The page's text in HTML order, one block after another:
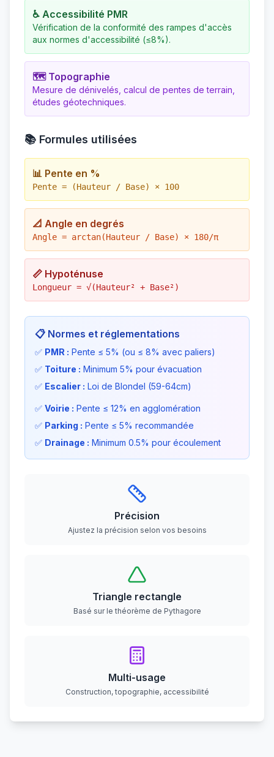
♿ Accessibilité PMR
Vérification de la conformité des rampes d'accès
aux normes d'accessibilité (≤8%).
🗺️ Topographie
Mesure de dénivelés, calcul de pentes de terrain,
études géotechniques.
📚 Formules utilisées
📊 Pente en %
Pente = (Hauteur / Base) × 100
📐 Angle en degrés
Angle = arctan(Hauteur / Base) × 180/π
📏 Hypoténuse
Longueur = √(Hauteur² + Base²)
📋 Normes et réglementations
✅ PMR : Pente ≤ 5% (ou ≤ 8% avec paliers)
✅ Toiture : Minimum 5% pour évacuation
✅ Escalier : Loi de Blondel (59-64cm)
✅ Voirie : Pente ≤ 12% en agglomération
✅ Parking : Pente ≤ 5% recommandée
✅ Drainage : Minimum 0.5% pour écoulement
Précision
Ajustez la précision selon vos besoins
Triangle rectangle
Basé sur le théorème de Pythagore
Multi-usage
Construction, topographie, accessibilité